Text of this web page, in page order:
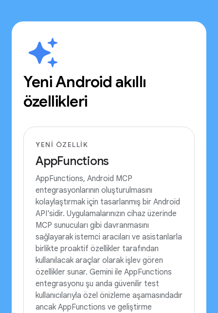
Yeni Android akıllı
özellikleri
YENI ÖZELLIK
AppFunctions
AppFunctions, Android MCP
entegrasyonlarının oluşturulmasını
kolaylaştırmak için tasarlanmış bir Android
API'sidir. Uygulamalarınızın cihaz üzerinde
MCP sunucuları gibi davranmasını
sağlayarak istemci aracıları ve asistanlarla
birlikte proaktif özellikler tarafından
kullanılacak araçlar olarak işlev gören
özellikler sunar. Gemini ile AppFunctions
entegrasyonu şu anda güvenilir test
kullanıcılarıyla özel önizleme aşamasındadır
ancak AppFunctions ve geliştirme